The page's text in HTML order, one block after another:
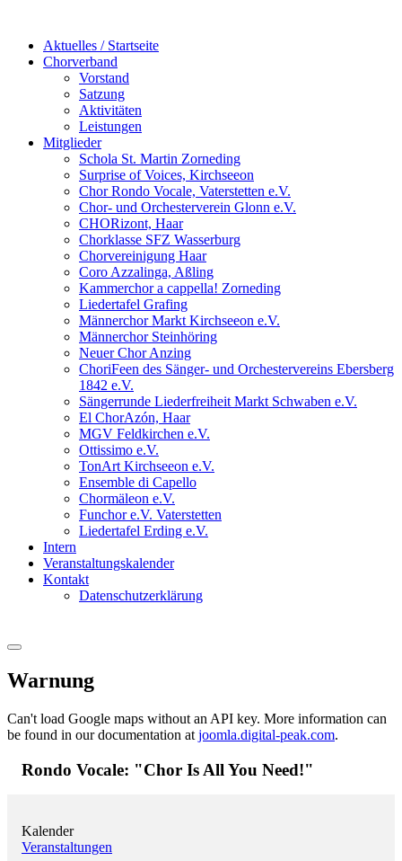
Aktuelles / Startseite
Chorverband
Vorstand
Satzung
Aktivitäten
Leistungen
Mitglieder
Schola St. Martin Zorneding
Surprise of Voices, Kirchseeon
Chor Rondo Vocale, Vaterstetten e.V.
Chor- und Orchesterverein Glonn e.V.
CHORizont, Haar
Chorklasse SFZ Wasserburg
Chorvereinigung Haar
Coro Azzalinga, Aßling
Kammerchor a cappella! Zorneding
Liedertafel Grafing
Männerchor Markt Kirchseeon e.V.
Männerchor Steinhöring
Neuer Chor Anzing
ChoriFeen des Sänger- und Orchestervereins Ebersberg
1842 e.V.
Sängerrunde Liederfreiheit Markt Schwaben e.V.
El ChorAzón, Haar
MGV Feldkirchen e.V.
Ottissimo e.V.
TonArt Kirchseeon e.V.
Ensemble di Capello
Chormäleon e.V.
Funchor e.V. Vaterstetten
Liedertafel Erding e.V.
Intern
Veranstaltungskalender
Kontakt
Datenschutzerklärung
Warnung
Can't load Google maps without an API key. More information can
be found in our documentation at joomla.digital-peak.com.
Rondo Vocale: "Chor Is All You Need!"
Kalender
Veranstaltungen